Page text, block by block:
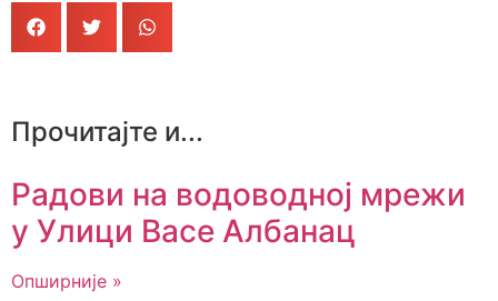
Прочитајте и...
Радови на водоводној мрежи
у Улици Васе Албанац
Опширније »